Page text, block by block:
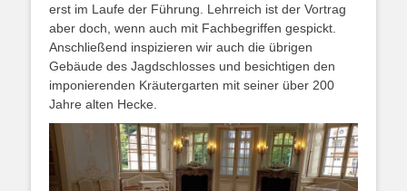
erst im Laufe der Führung. Lehrreich ist der Vortrag
aber doch, wenn auch mit Fachbegriffen gespickt.
Anschließend inspizieren wir auch die übrigen
Gebäude des Jagdschlosses und besichtigen den
imponierenden Kräutergarten mit seiner über 200
Jahre alten Hecke.